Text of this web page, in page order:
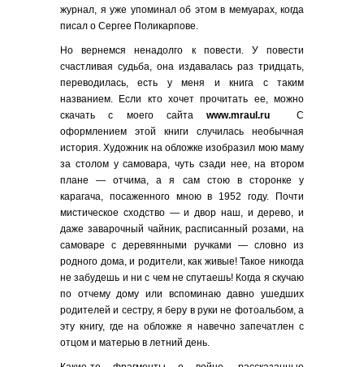
журнал, я уже упоминал об этом в мемуарах, когда
писал о Сергее Поликарпове.
Но вернемся ненадолго к повести. У повести
счастливая судьба, она издавалась раз тридцать,
переводилась, есть у меня и книга с таким
названием. Если кто хочет прочитать ее, можно
скачать с моего сайтаwww.mraul.ru С
оформлением этой книги случилась необычная
история. Художник на обложке изобразил мою маму
за столом у самовара, чуть сзади нее, на втором
плане — отчима, а я сам стою в сторонке у
карагача, посаженного мною в 1952 году. Почти
мистическое сходство — и двор наш, и дерево, и
даже заварочный чайник, расписанный розами, на
самоваре с деревянными ручками — словно из
родного дома, и родители, как живые! Такое никогда
не забудешь и ни с чем не спутаешь! Когда я скучаю
по отчему дому или вспоминаю давно ушедших
родителей и сестру, я беру в руки не фотоальбом, а
эту книгу, где на обложке я навечно запечатлен с
отцом и матерью в летний день.